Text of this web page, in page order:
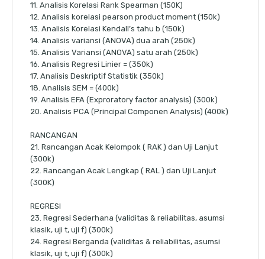
11. Analisis Korelasi Rank Spearman (150K)
12. Analisis korelasi pearson product moment (150k)
13. Analisis Korelasi Kendall’s tahu b (150k)
14. Analisis variansi (ANOVA) dua arah (250k)
15. Analisis Variansi (ANOVA) satu arah (250k)
16. Analisis Regresi Linier = (350k)
17. Analisis Deskriptif Statistik (350k)
18. Analisis SEM = (400k)
19. Analisis EFA (Exproratory factor analysis) (300k)
20. Analisis PCA (Principal Componen Analysis) (400k)
RANCANGAN
21. Rancangan Acak Kelompok ( RAK ) dan Uji Lanjut
(300k)
22. Rancangan Acak Lengkap ( RAL ) dan Uji Lanjut
(300K)
REGRESI
23. Regresi Sederhana (validitas & reliabilitas, asumsi
klasik, uji t, uji f) (300k)
24. Regresi Berganda (validitas & reliabilitas, asumsi
klasik, uji t, uji f) (300k)